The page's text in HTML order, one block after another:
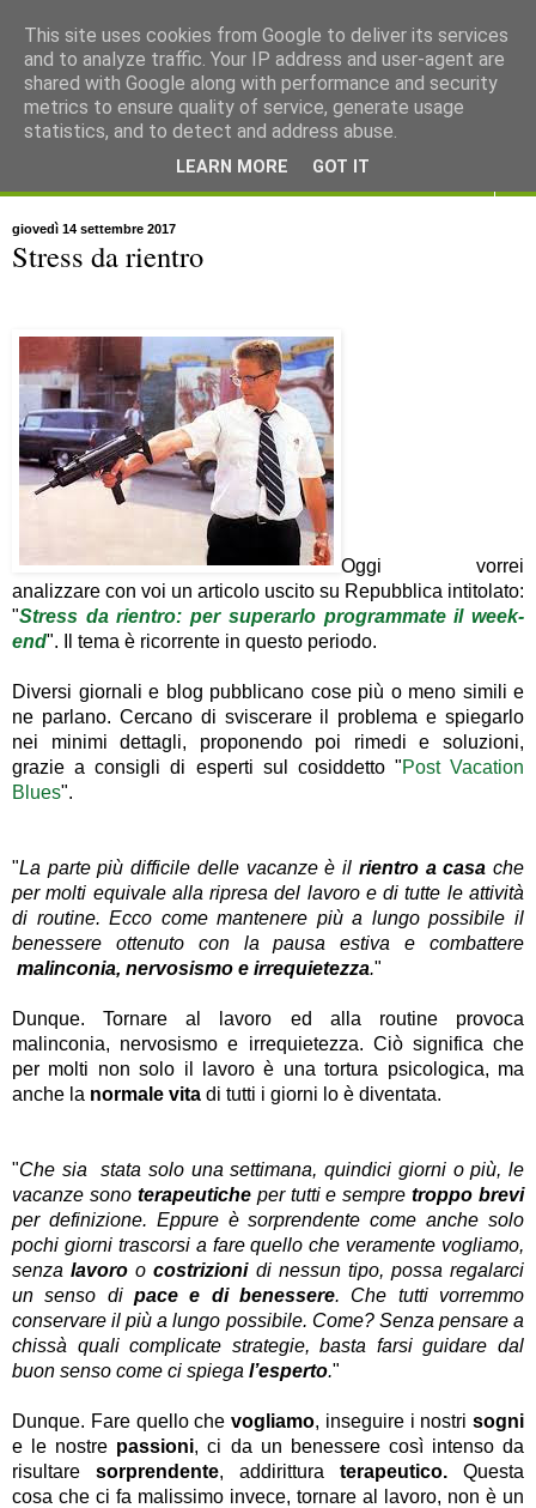
giovedì 14 settembre 2017
Stress da rientro
Oggi vorrei
analizzare con voi un articolo uscito su Repubblica intitolato:
"Stress da rientro: per superarlo programmate il week-
end". Il tema è ricorrente in questo periodo.
Diversi giornali e blog pubblicano cose più o meno simili e
ne parlano. Cercano di sviscerare il problema e spiegarlo
nei minimi dettagli, proponendo poi rimedi e soluzioni,
grazie a consigli di esperti sul cosiddetto "Post Vacation
Blues".
"La parte più difficile delle vacanze è il rientro a casache
per molti equivale alla ripresa del lavoro e di tutte le attività
di routine. Ecco come mantenere più a lungo possibile il
benessere ottenuto con la pausa estiva e combattere
malinconia, nervosismo e irrequietezza."
Dunque. Tornare al lavoro ed alla routine provoca
malinconia, nervosismo e irrequietezza. Ciò significa che
per molti non solo il lavoro è una tortura psicologica, ma
anche la normale vita di tutti i giorni lo è diventata.
"Che sia stata solo una settimana, quindici giorni o più, le
vacanze sono terapeutiche per tutti e sempretroppo brevi
per definizione. Eppure è sorprendente come anche solo
pochi giorni trascorsi a fare quello che veramente vogliamo,
senzalavoroocostrizioni di nessun tipo, possa regalarci
un senso di pace e di benessere. Che tutti vorremmo
conservare il più a lungo possibile. Come? Senza pensare a
chissà quali complicate strategie, basta farsi guidare dal
buon senso come ci spiega l’esperto."
Dunque. Fare quello che vogliamo, inseguire i nostri sogni
e le nostre passioni, ci da un benessere così intenso da
risultare sorprendente, addirittura terapeutico. Questa
cosa che ci fa malissimo invece, tornare al lavoro, non è un
This site uses cookies from Google to deliver its services
and to analyze traffic. Your IP address and user-agent are
shared with Google along with performance and security
metrics to ensure quality of service, generate usage
statistics, and to detect and address abuse.
LEARN MORE GOT IT